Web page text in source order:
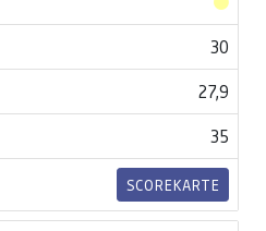
30
27,9
35
SCOREKARTE